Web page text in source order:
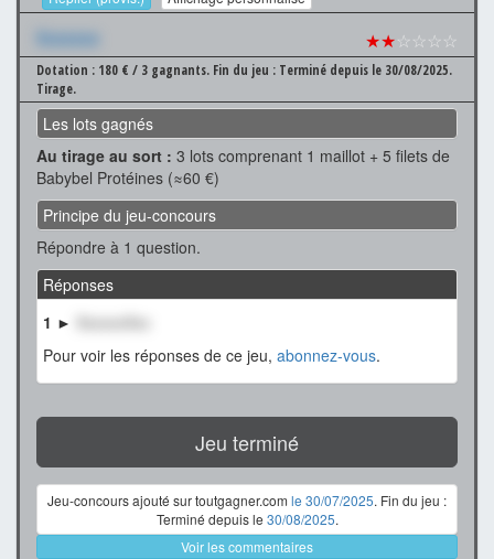
Xxxxxxx ★★☆☆☆☆
Dotation : 180 € / 3 gagnants. Fin du jeu : Terminé depuis le 30/08/2025.
Tirage.
Les lots gagnés
Au tirage au sort : 3 lots comprenant 1 maillot + 5 filets de
Babybel Protéines (≈60 €)
Principe du jeu-concours
Répondre à 1 question.
Réponses
1 ►
XxxxxxXxx
Pour voir les réponses de ce jeu, abonnez-vous.
Jeu terminé
Jeu-concours ajouté sur toutgagner.com le 30/07/2025. Fin du jeu :
Terminé depuis le 30/08/2025.
Voir les commentaires